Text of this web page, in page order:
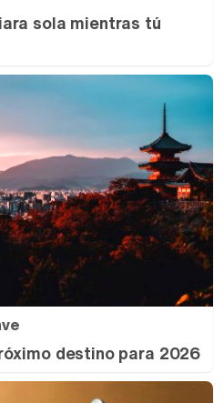
sola mientras tú
destino para 2026